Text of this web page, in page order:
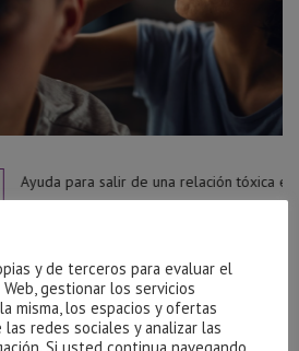
de una relación tóxica en Castellón
y de terceros para evaluar el
gestionar los servicios
misma, los espacios y ofertas
redes sociales y analizar las
Si usted continua navegando,